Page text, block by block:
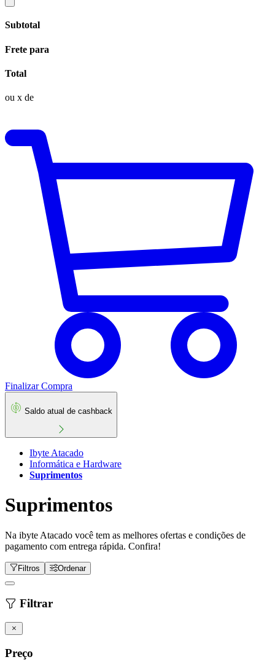
Subtotal
Frete para
Total
ou x de
Finalizar Compra
Saldo atual de cashback
Ibyte Atacado
Informática e Hardware
Suprimentos
Suprimentos
Na ibyte Atacado você tem as melhores ofertas e condições de
pagamento com entrega rápida. Confira!
Filtros Ordenar
Filtrar
Preço